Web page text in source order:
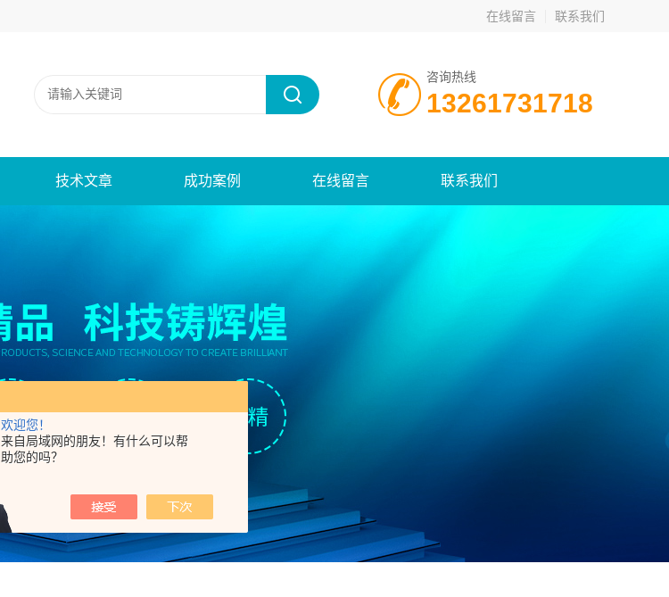
欢迎您！
来自局域网的朋友！有什么可以帮
助您的吗？
在线留言 联系我们
咨询热线
13261731718
技术文章 成功案例 在线留言 联系我们